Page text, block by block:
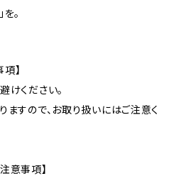
。
】
けください。
ますので、お取り扱いにはご注意く
意事項】